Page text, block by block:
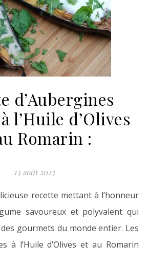
d’Aubergines
l’Huile d’Olives
Romarin :
13 août 2023
savoureux et polyvalent qui
gourmets du monde entier. Les
à l’Huile d’Olives et au Romarin